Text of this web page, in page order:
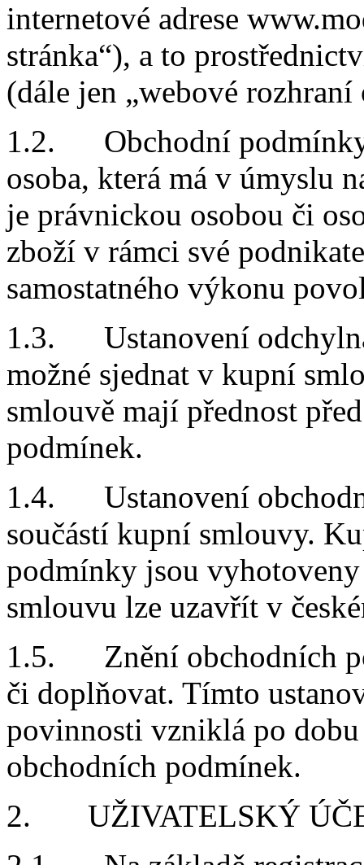
internetové adrese
stránka“), a to
(dále jen „webové rozhraní
1.2. Obchodní podmínky
osoba, která má v úmyslu
je právnickou osobou či
zboží v rámci své
samostatného výkonu
1.3. Ustanovení
možné sjednat v kupní
smlouvě mají přednost
podmínek.
1.4. Ustanovení
součástí kupní smlouvy.
podmínky jsou
smlouvu lze uzavřít v
1.5. Znění obchodních
či doplňovat. Tímto
povinnosti vzniklá po
obchodních podmínek.
2. UŽIVATELSKÝ